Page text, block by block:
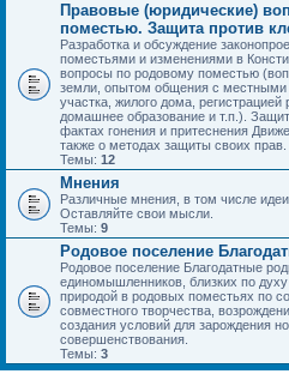
Правовые (юридические)
поместью. Защита против
Разработка и обсуждение
поместьями и изменениями в
вопросы по родовому поместью
земли, опытом общения с местными
участка, жилого дома,
домашнее образование и т.п.).
фактах гонения и притеснения
также о методах защиты своих прав.
Темы: 12
Мнения
Различные мнения, в том числе
Оставляйте свои мысли.
Темы: 9
Родовое поселение
Родовое поселение Благодатные
единомышленников, близких по
природой в родовых поместьях по
совместного творчества,
создания условий для зарождения
совершенствования.
Темы: 3